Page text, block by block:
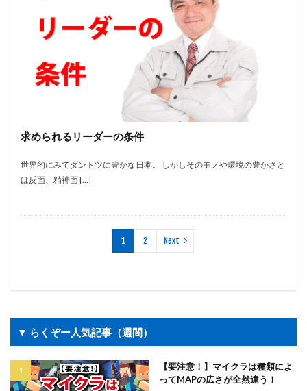
求められるリーダーの条件
世界的にみてダントツに豊かな日本。 しかしそのモノや環境の豊かさと
は反面、精神面 […]
1 2 Next
▼ らくぞー人気記事（週間）
【要注意！】マイクラは種類によ
ってMAPの広さが全然違う！